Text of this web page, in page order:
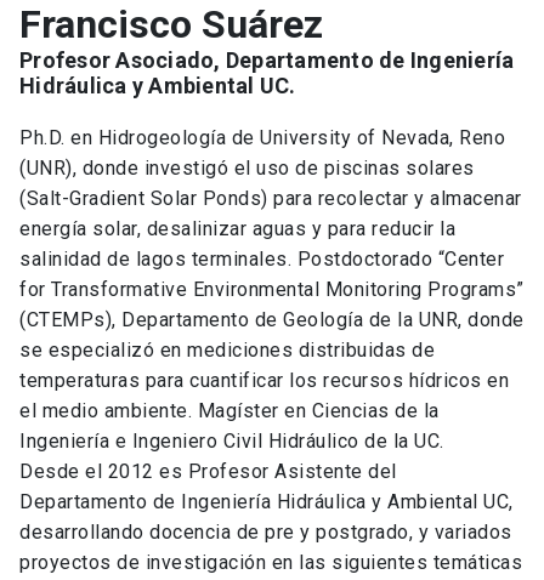
Francisco Suárez
Profesor Asociado, Departamento de Ingeniería
Hidráulica y Ambiental UC.
Ph.D. en Hidrogeología de University of Nevada, Reno
(UNR), donde investigó el uso de piscinas solares
(Salt-Gradient Solar Ponds) para recolectar y almacenar
energía solar, desalinizar aguas y para reducir la
salinidad de lagos terminales. Postdoctorado “Center
for Transformative Environmental Monitoring Programs”
(CTEMPs), Departamento de Geología de la UNR, donde
se especializó en mediciones distribuidas de
temperaturas para cuantificar los recursos hídricos en
el medio ambiente. Magíster en Ciencias de la
Ingeniería e Ingeniero Civil Hidráulico de la UC.
Desde el 2012 es Profesor Asistente del
Departamento de Ingeniería Hidráulica y Ambiental UC,
desarrollando docencia de pre y postgrado, y variados
proyectos de investigación en las siguientes temáticas